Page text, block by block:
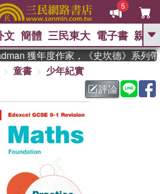
5
GO
熱搜： 東野圭吾 、
父親節 、 如果歷
暑期推薦 、 國際布克
獎 臺灣漫遊錄
登輝時代 、 數學女孩：黎曼猜想
偉大的迷走神經
文 簡體 三民東大 電子書 親子
獲年度作家，《史坎德》系列帶
童書
少年紀實
評論